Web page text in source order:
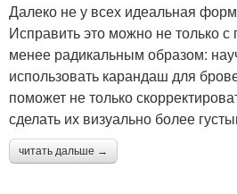
Далеко не у всех идеальная
Исправить это можно не только
менее радикальным образом:
использовать карандаш для
поможет не только
сделать их визуально более
читать дальше →